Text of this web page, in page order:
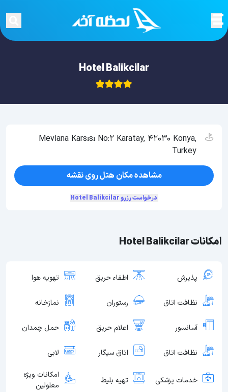
Hotel Balikcilar
امکانات Hotel Balikcilar
پذیرش اطفاء حریق تهویه هوا
نظافت اتاق رستوران نمازخانه
آسانسور اعلام حریق حمل چمدان
نظافت اتاق اتاق سیگار لابی
خدمات پزشکی تهیه بلیط
امکانات ویژه
معلولین
Mevlana Karsısı No:2 Karatay, 42030 Konya,
Turkey
مشاهده مکان هتل روی نقشه
درخواست رزرو Hotel Balikcilar